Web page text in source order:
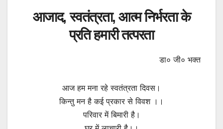
आजाद, स्वतंत्रता, आत्म निर्भरता के
प्रति हमारी तत्परता
डा० जी० भक्त
आज हम मना रहे स्वतंत्रता दिवस।
किन्तु मन है कई प्रकार से विवश ।।
परिवार में बिमारी है।